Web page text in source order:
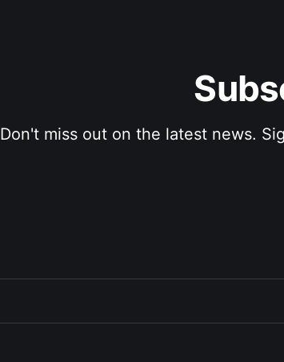
Don't miss out on the latest news.